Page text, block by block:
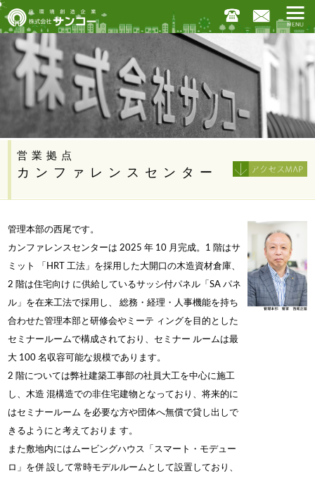
営業拠点
カンファレンスセンター
管理本部の西尾です。
カンファレンスセンターは 2025 年 10 月完成。1 階はサ
ミット 「HRT 工法」を採用した大開口の木造資材倉庫、
2 階は住宅向け に供給しているサッシ付パネル「SA パネ
ル」を在来工法で採用し、 総務・経理・人事機能を持ち
合わせた管理本部と研修会やミーテ ィングを目的とした
セミナールームで構成されており、セミナー ルームは最
大 100 名収容可能な規模であります。
2 階については弊社建築工事部の社員大工を中心に施工
し、木造 混構造での非住宅建物となっており、将来的に
はセミナールーム を必要な方や団体へ無償で貸し出しで
きるようにと考えておりま す。
また敷地内にはムービングハウス「スマート・モデュー
ロ」を併 設して常時モデルルームとして設置しており、